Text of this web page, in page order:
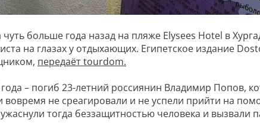
больше года назад на пляже Elysees Hotel в
на глазах у отдыхающих. Египетское издание
передаёт tourdom.
– погиб 23-летний россиянин Владимир Попов,
вовремя не среагировали и не успели прийти на
тогда беззащитностью человека и вызвали